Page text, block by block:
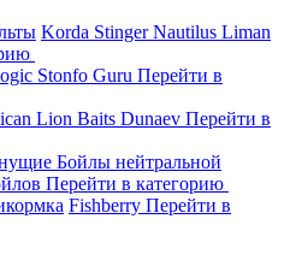
Korda StingerNautilus Liman
Stonfo Guru Перейти в
Lion Baits Dunaev Перейти в
Бойлы нейтральной
Перейти в категорию
Fishberry Перейти в